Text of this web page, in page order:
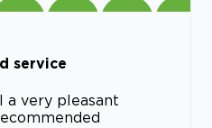
service
a very pleasant